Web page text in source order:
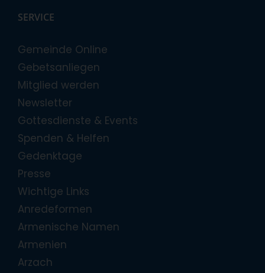
SERVICE
Gemeinde Online
Gebetsanliegen
Mitglied werden
Newsletter
Gottesdienste & Events
Spenden & Helfen
Gedenktage
Presse
Wichtige Links
Anredeformen
Armenische Namen
Armenien
Arzach